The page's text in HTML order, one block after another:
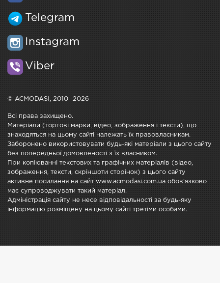
Telegram
Instagram
Viber
© ACMODASI, 2010 -2026
Всі права захищено.
Матеріали (торгові марки, відео, зображення і тексти), що
знаходяться на цьому сайті належать їх правовласникам.
Заборонено використовувати будь-які матеріали з цього сайту
без попередньої домовленості з їх власником.
При копіюванні текстових та графічних матеріалів (відео,
зображення, тексти, скріншоти сторінок) з цього сайту
активне посилання на сайт www.acmodasi.com.ua обов'язково
має супроводжувати такий матеріал.
Адміністрація сайту не несе відповідальності за будь-яку
інформацію розміщену на цьому сайті третіми особами.